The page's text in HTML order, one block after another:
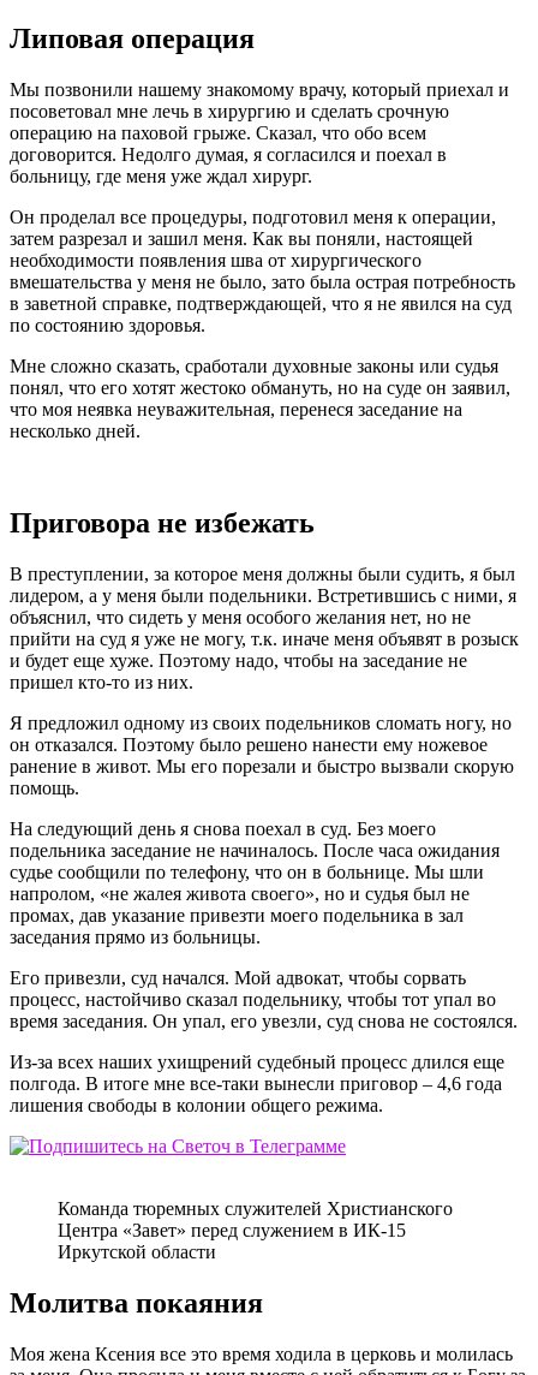
Липовая операция
Мы позвонили нашему знакомому врачу, который приехал и
посоветовал мне лечь в хирургию и сделать срочную
операцию на паховой грыже. Сказал, что обо всем
договорится. Недолго думая, я согласился и поехал в
больницу, где меня уже ждал хирург.
Он проделал все процедуры, подготовил меня к операции,
затем разрезал и зашил меня. Как вы поняли, настоящей
необходимости появления шва от хирургического
вмешательства у меня не было, зато была острая потребность
в заветной справке, подтверждающей, что я не явился на суд
по состоянию здоровья.
Мне сложно сказать, сработали духовные законы или судья
понял, что его хотят жестоко обмануть, но на суде он заявил,
что моя неявка неуважительная, перенеся заседание на
несколько дней.
Приговора не избежать
В преступлении, за которое меня должны были судить, я был
лидером, а у меня были подельники. Встретившись с ними, я
объяснил, что сидеть у меня особого желания нет, но не
прийти на суд я уже не могу, т.к. иначе меня объявят в розыск
и будет еще хуже. Поэтому надо, чтобы на заседание не
пришел кто-то из них.
Я предложил одному из своих подельников сломать ногу, но
он отказался. Поэтому было решено нанести ему ножевое
ранение в живот. Мы его порезали и быстро вызвали скорую
помощь.
На следующий день я снова поехал в суд. Без моего
подельника заседание не начиналось. После часа ожидания
судье сообщили по телефону, что он в больнице. Мы шли
напролом, «не жалея живота своего», но и судья был не
промах, дав указание привезти моего подельника в зал
заседания прямо из больницы.
Его привезли, суд начался. Мой адвокат, чтобы сорвать
процесс, настойчиво сказал подельнику, чтобы тот упал во
время заседания. Он упал, его увезли, суд снова не состоялся.
Из-за всех наших ухищрений судебный процесс длился еще
полгода. В итоге мне все-таки вынесли приговор – 4,6 года
лишения свободы в колонии общего режима.
Команда тюремных служителей Христианского
Центра «Завет» перед служением в ИК-15
Иркутской области
Молитва покаяния
Моя жена Ксения все это время ходила в церковь и молилась